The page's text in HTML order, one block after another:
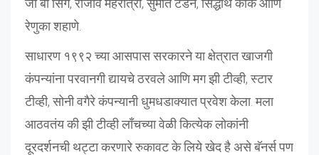
रेणुका शहाणे.
साधारण १९९२ च्या आसपास सरकारने या क्षेत्रात खाजगी
कंपन्यांना परवानगी द्यायचे ठरवले आणि मग झी टीव्ही, स्टार
टीव्ही, सोनी वगैरे कंपन्यानी धुमधडाक्यात प्रवेश केला. मला
आठवतंय की झी टीव्ही लाँचच्या वेळी कित्येक लोकांनी
दूरदर्शनची थट्टा करणारे रुकावट के लिये खेद है असे बॅनर्स पण